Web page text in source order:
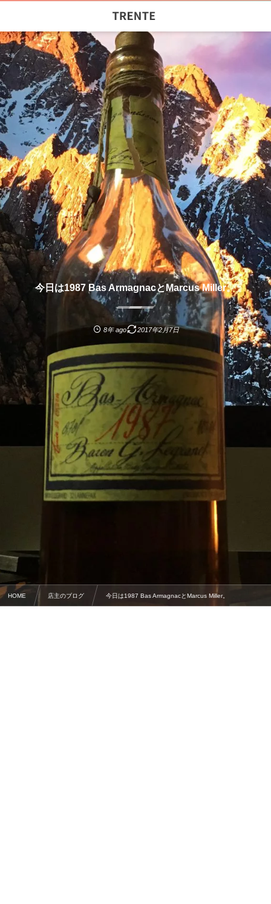
今日は1987 Bas ArmagnacとMarcus Miller。
8年 ago 2017年2月7日
HOME 店主のブログ 今日は1987 Bas ArmagnacとMarcus Miller。